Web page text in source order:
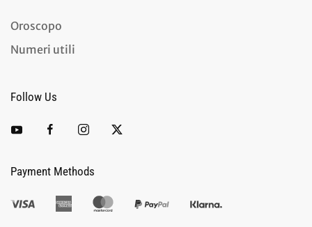
Oroscopo
Numeri utili
Follow Us
Payment Methods